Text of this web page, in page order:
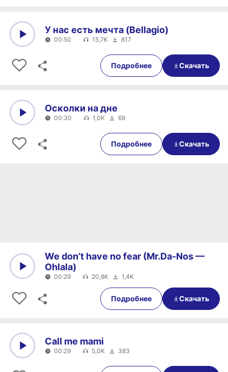
00:50
У нас есть мечта (Bellagio)
00:50 15,7K 817
Подробнее Скачать
00:30
Осколки на дне
00:30 1,0K 69
Подробнее Скачать
00:29
We don’t have no fear (Mr.Da-Nos —
Ohlala)
00:29 20,8K 1,4K
Подробнее Скачать
00:29
Call me mami
00:29 5,0K 383